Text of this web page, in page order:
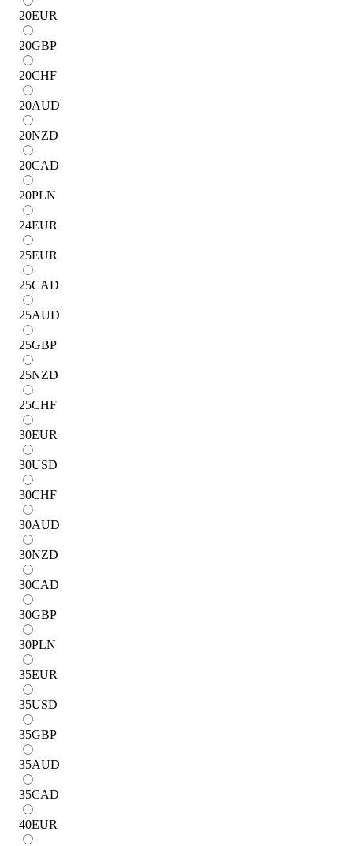
20EUR
20GBP
20CHF
20AUD
20NZD
20CAD
20PLN
24EUR
25EUR
25CAD
25AUD
25GBP
25NZD
25CHF
30EUR
30USD
30CHF
30AUD
30NZD
30CAD
30GBP
30PLN
35EUR
35USD
35GBP
35AUD
35CAD
40EUR